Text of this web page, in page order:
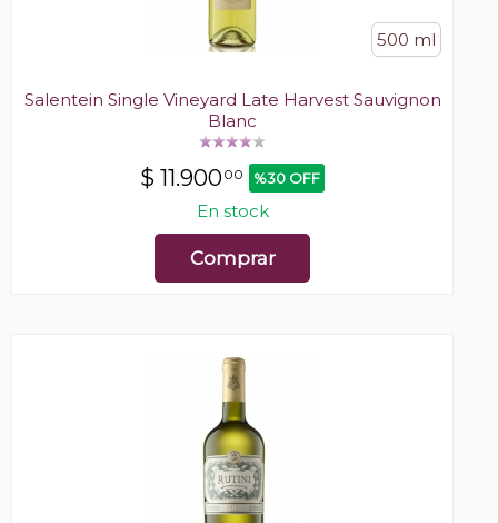
500 ml
Salentein Single Vineyard Late Harvest Sauvignon
Blanc
$ 11.90000 %30 OFF
En stock
Comprar